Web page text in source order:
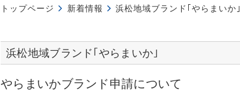
トップページ 新着情報 浜松地域ブランド｢やらまいか｣
浜松地域ブランド｢やらまいか｣
やらまいかブランド申請について